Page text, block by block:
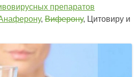
препаратов
, Виферону, Цитовиру и